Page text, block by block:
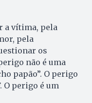
a vítima, pela
pela
os
não é uma
papão”. O perigo
O perigo é um